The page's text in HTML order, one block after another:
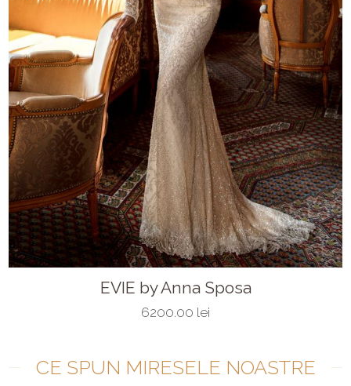
EVIE by Anna Sposa
6200.00 lei
CE SPUN MIRESELE NOASTRE